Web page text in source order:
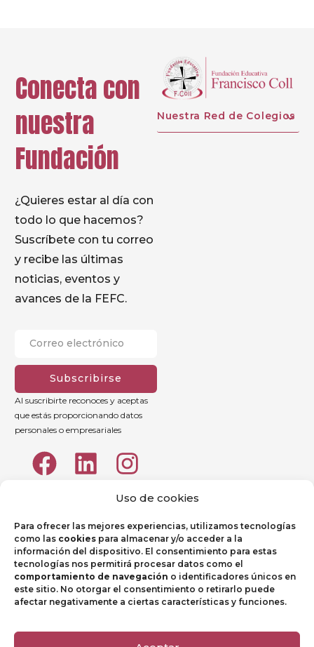
Uso de cookies
Para ofrecer las mejores experiencias, utilizamos tecnologías
como las cookies para almacenar y/o acceder a la
información del dispositivo. El consentimiento para estas
tecnologías nos permitirá procesar datos como el
comportamiento de navegación o identificadores únicos en
este sitio. No otorgar el consentimiento o retirarlo puede
afectar negativamente a ciertas características y funciones.
Conecta con
nuestra
Fundación
¿Quieres estar al día con
todo lo que hacemos?
Suscríbete con tu correo
y recibe las últimas
noticias, eventos y
avances de la FEFC.
Subscribirse
Al suscribirte reconoces y aceptas
que estás proporcionando datos
personales o empresariales
Nuestra Red de Colegios
Aviso legal
Política de Privacidad